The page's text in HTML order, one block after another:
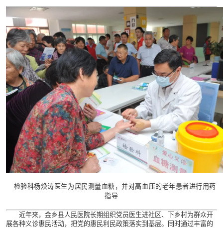
检验科杨焕涛医生为居民测量血糖，并对高血压的老年患者进行用药
指导
近年来，金乡县人民医院长期组织党员医生进社区、下乡村为群众开
展各种义诊惠民活动，把党的惠民利民政策落实到基层。同时通过丰富的